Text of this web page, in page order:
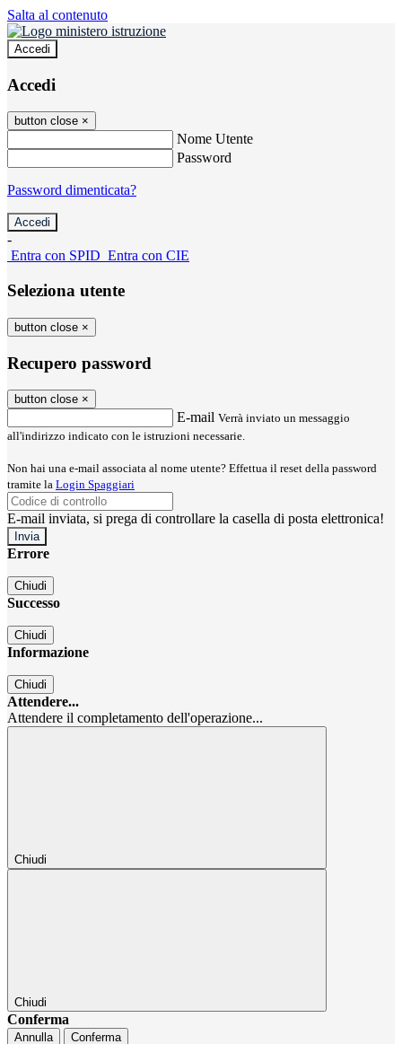
Salta al contenuto
Accedi
Accedi
button close ×
Nome Utente
Password
Password dimenticata?
-
Entra con SPID Entra con CIE
Seleziona utente
button close ×
Recupero password
button close ×
E-mail Verrà inviato un messaggio
all'indirizzo indicato con le istruzioni necessarie.
Non hai una e-mail associata al nome utente? Effettua il reset della password
tramite la Login Spaggiari
E-mail inviata, si prega di controllare la casella di posta elettronica!
Errore
Chiudi
Successo
Chiudi
Informazione
Chiudi
Attendere...
Attendere il completamento dell'operazione...
Chiudi
Chiudi
Conferma
Annulla Conferma